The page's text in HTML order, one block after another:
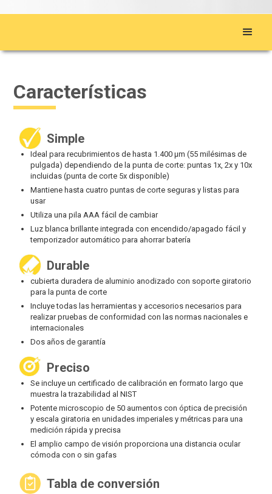
Características
Simple
Ideal para recubrimientos de hasta 1.400 μm (55 milésimas de
pulgada) dependiendo de la punta de corte: puntas 1x, 2x y 10x
incluidas (punta de corte 5x disponible)
Mantiene hasta cuatro puntas de corte seguras y listas para
usar
Utiliza una pila AAA fácil de cambiar
Luz blanca brillante integrada con encendido/apagado fácil y
temporizador automático para ahorrar batería
Durable
cubierta duradera de aluminio anodizado con soporte giratorio
para la punta de corte
Incluye todas las herramientas y accesorios necesarios para
realizar pruebas de conformidad con las normas nacionales e
internacionales
Dos años de garantía
Preciso
Se incluye un certificado de calibración en formato largo que
muestra la trazabilidad al NIST
Potente microscopio de 50 aumentos con óptica de precisión
y escala giratoria en unidades imperiales y métricas para una
medición rápida y precisa
El amplio campo de visión proporciona una distancia ocular
cómoda con o sin gafas
Tabla de conversión